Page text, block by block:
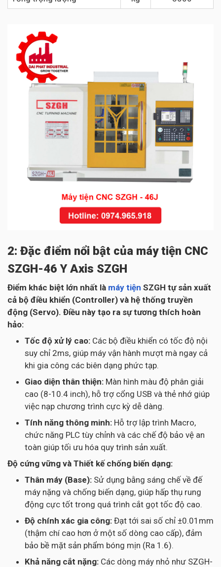
2: Đặc điểm nổi bật của máy tiện CNC
SZGH-46 Y Axis SZGH
Điểm khác biệt lớn nhất là máy tiện SZGH tự sản xuất
cả bộ điều khiển (Controller) và hệ thống truyền
động (Servo). Điều này tạo ra sự tương thích hoàn
hảo:
Tốc độ xử lý cao: Các bộ điều khiển có tốc độ nội
suy chỉ 2ms, giúp máy vận hành mượt mà ngay cả
khi gia công các biên dạng phức tạp.
Giao diện thân thiện: Màn hình màu độ phân giải
cao (8-10.4 inch), hỗ trợ cổng USB và thẻ nhớ giúp
việc nạp chương trình cực kỳ dễ dàng.
Tính năng thông minh: Hỗ trợ lập trình Macro,
chức năng PLC tùy chỉnh và các chế độ bảo vệ an
toàn giúp tối ưu hóa quy trình sản xuất.
Độ cứng vững và Thiết kế chống biến dạng:
Thân máy (Base): Sử dụng bằng sáng chế về đế
máy nặng và chống biến dạng, giúp hấp thụ rung
động cực tốt trong quá trình cắt gọt tốc độ cao.
Độ chính xác gia công: Đạt tới sai số chỉ ±0.01mm
(thậm chí cao hơn ở một số dòng cao cấp), đảm
bảo bề mặt sản phẩm bóng mịn (Ra 1.6).
Khả năng cắt nặng: Các dòng máy nhỏ như SZGH-